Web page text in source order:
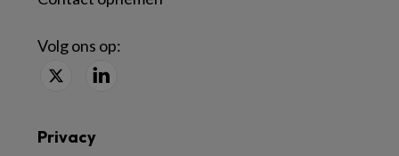
Volg ons op:
Privacy